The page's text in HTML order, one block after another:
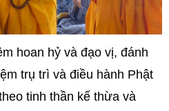
hoan hỷ và đạo vị, đánh
trụ trì và điều hành Phật
tinh thần kế thừa và